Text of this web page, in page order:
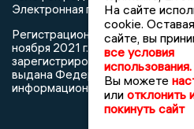
Электронная почта редакции:
Регистрационный номер:
ноября 2021 г. согласно выписке
зарегистрированных средств
выдана Федеральной службой
информационных технологий и
На сайте
cookie.
сайте, вы
все условия
использования.
Вы можете
или отклонить
покинуть сайт